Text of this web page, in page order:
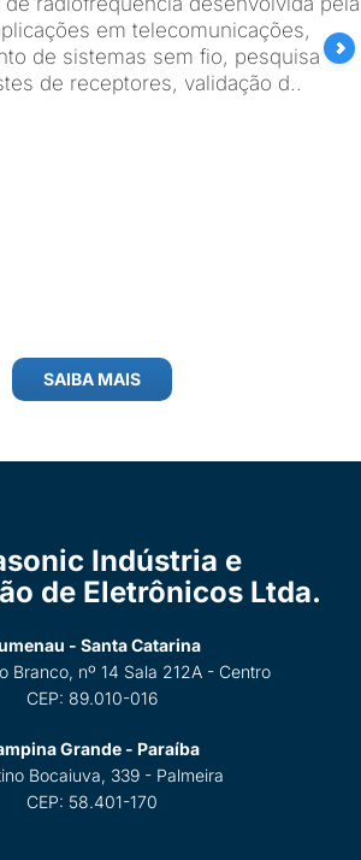
em telecomunicações,
de sistemas sem fio, pesquisa
de receptores, validação d..
SAIBA MAIS
Indústria e
de Eletrônicos Ltda.
- Santa Catarina
Branco, nº 14 Sala 212A - Centro
CEP: 89.010-016
Grande - Paraíba
Bocaiuva, 339 - Palmeira
CEP: 58.401-170